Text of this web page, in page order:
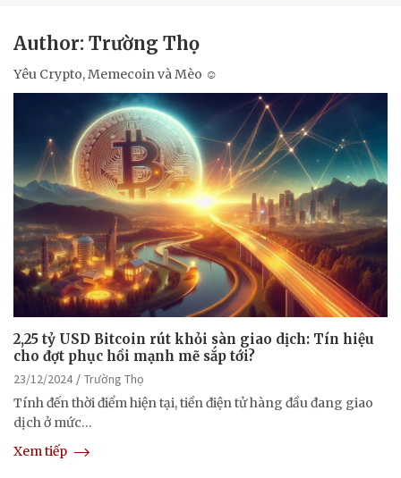
Author: Trường Thọ
Yêu Crypto, Memecoin và Mèo ☺
2,25 tỷ USD Bitcoin rút khỏi sàn giao dịch: Tín hiệu
cho đợt phục hồi mạnh mẽ sắp tới?
23/12/2024
Trường Thọ
Tính đến thời điểm hiện tại, tiền điện tử hàng đầu đang giao
dịch ở mức…
Xem tiếp